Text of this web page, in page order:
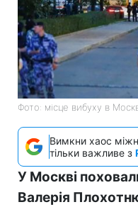
Фото: місце вибуху в
Вимкни хаос
тільки важливе з
У Москві
Валерія